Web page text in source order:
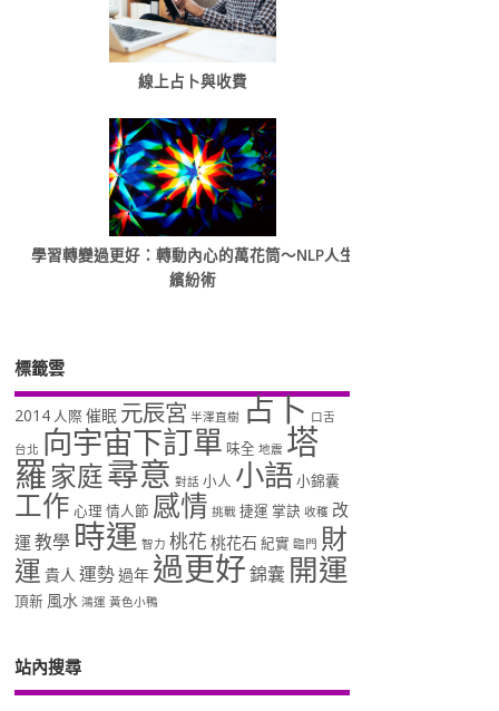
線上占卜與收費
學習轉變過更好：轉動內心的萬花筒～NLP人生
繽紛術
標籤雲
2014 人際 催眠 元辰宮 半澤直樹 占卜 口舌
台北 向宇宙下訂單 味全 地震 塔
羅家庭尋意 對話 小人 小語 小錦囊
工作 心理 情人節 感情 挑戰 捷運 掌訣 收穫 改
運 教學 時運 智力 桃花 桃花石 紀實 臨門 財
運 貴人 運勢過年 過更好錦囊 開運
頂新 風水 鴻運 黃色小鴨
站內搜尋